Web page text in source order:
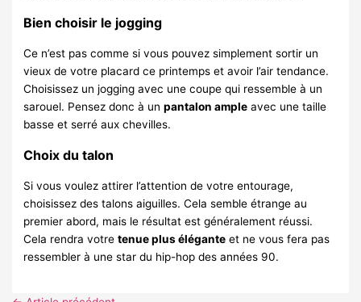
Bien choisir le jogging
Ce n’est pas comme si vous pouvez simplement sortir un
vieux de votre placard ce printemps et avoir l’air tendance.
Choisissez un jogging avec une coupe qui ressemble à un
sarouel. Pensez donc à unpantalon ample avec une taille
basse et serré aux chevilles.
Choix du talon
Si vous voulez attirer l’attention de votre entourage,
choisissez des talons aiguilles. Cela semble étrange au
premier abord, mais le résultat est généralement réussi.
Cela rendra votretenue plus élégante et ne vous fera pas
ressembler à une star du hip-hop des années 90.